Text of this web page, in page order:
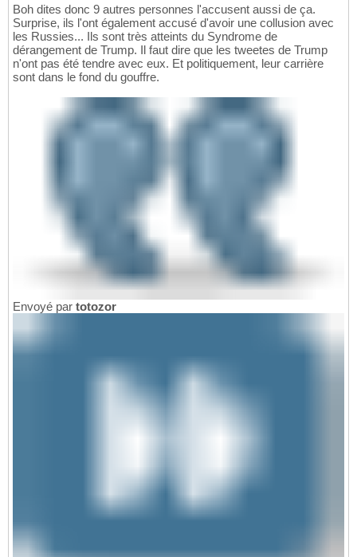
Boh dites donc 9 autres personnes l'accusent aussi de ça.
Surprise, ils l'ont également accusé d'avoir une collusion avec
les Russies... Ils sont très atteints du Syndrome de
dérangement de Trump. Il faut dire que les tweetes de Trump
n'ont pas été tendre avec eux. Et politiquement, leur carrière
sont dans le fond du gouffre.
Envoyé par totozor